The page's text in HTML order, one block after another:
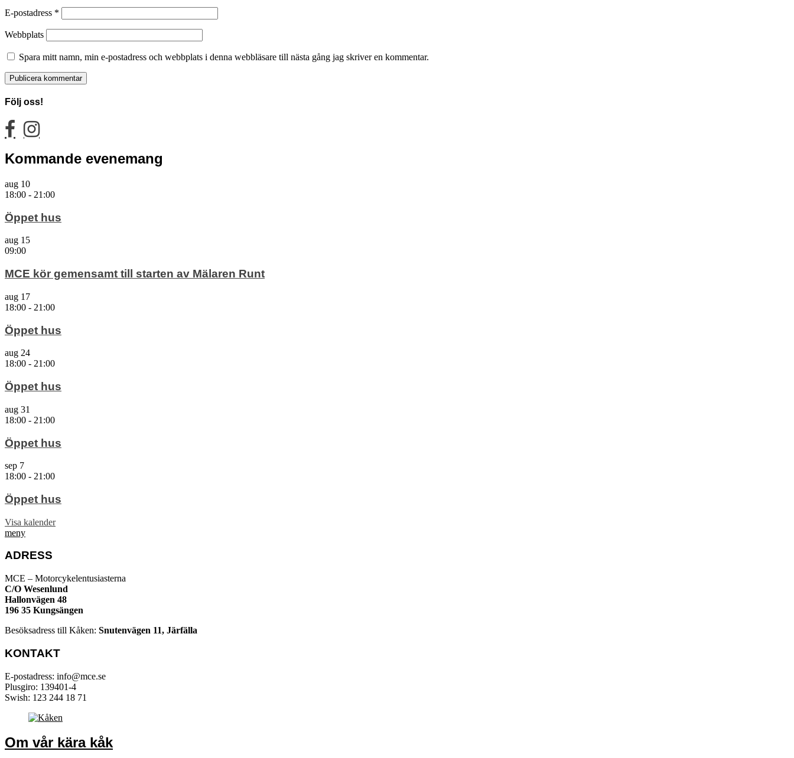
E-postadress *
Webbplats
Spara mitt namn, min e-postadress och webbplats i denna webbläsare till nästa gång jag skriver en kommentar.
Följ oss!
facebook
instagram
Kommande evenemang
aug 10
18:00 - 21:00
Öppet hus
aug 15
09:00
MCE kör gemensamt till starten av Mälaren Runt
aug 17
18:00 - 21:00
Öppet hus
aug 24
18:00 - 21:00
Öppet hus
aug 31
18:00 - 21:00
Öppet hus
sep 7
18:00 - 21:00
Öppet hus
Visa kalender
meny
ADRESS
MCE – Motorcykelentusiasterna
C/O Wesenlund
Hallonvägen 48
196 35 Kungsängen
Besöksadress till Kåken: Snutenvägen 11, Järfälla
KONTAKT
E-postadress: info@mce.se
Plusgiro: 139401-4
Swish: 123 244 18 71
Om vår kära kåk